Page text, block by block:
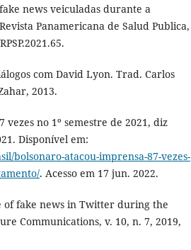
news veiculadas durante a
Panamericana de Salud Publica,
com David Lyon. Trad. Carlos
2013.
vezes no 1º semestre de 2021, diz
Disponível em:
bolsonaro-atacou-imprensa-87-vezes-
. Acesso em 17 jun. 2022.
of fake news in Twitter during the
Communications, v. 10, n. 7, 2019,